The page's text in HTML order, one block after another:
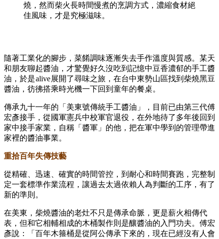
燒，然而柴火長時間慢煮的烹調方式，濃縮食材絕
佳風味，才是究極滋味。
隨著工業化的腳步，菜餚調味逐漸失去手作溫度與質感。某天
和朋友聊起醬油，才驚覺好久沒吃到記憶中豆香濃郁的手工醬
油，於是 alive 展開了尋味之旅，在台中東勢山區找到柴燒黑豆
醬油，彷彿搭乘時光機一下回到童年的餐桌。
傳承九十一年的「美東號傳統手工醬油」，目前已由第三代傅
宏彥接手，從國軍憲兵中校軍官退役，在外地待了多年後回到
家中接手家業，自稱「醬軍」的他，把在軍中學到的管理帶進
家裡的醬油事業。
重拾百年失傳技藝
從精確、迅速、確實的時間管控，到耐心和時間賽跑，完整制
定一套標準作業流程，讓過去太過依賴人為判斷的工序，有了
新的準則。
在美東，柴燒醬油的老灶不只是傳承命脈，更是薪火相傳代
表，但和它相輔相成的木桶製作則是釀醬油的入門功夫。傅宏
彥說：「百年木箍桶是從阿公傳承下來的，現在已經沒有人會